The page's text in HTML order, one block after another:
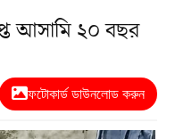
আসামি ২০ বছর
ফটোকার্ড ডাউনলোড করুন